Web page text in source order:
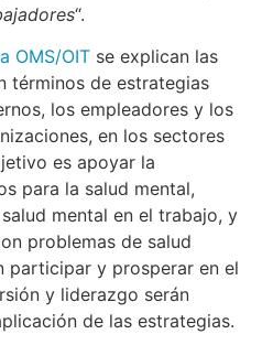
“.
OMS/OIT se explican las
términos de estrategias
los empleadores y los
en los sectores
es apoyar la
para la salud mental,
mental en el trabajo, y
problemas de salud
participar y prosperar en el
y liderazgo serán
de las estrategias.